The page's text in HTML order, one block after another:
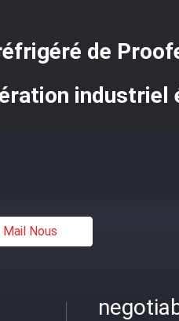
de
industriel
Mail Nous